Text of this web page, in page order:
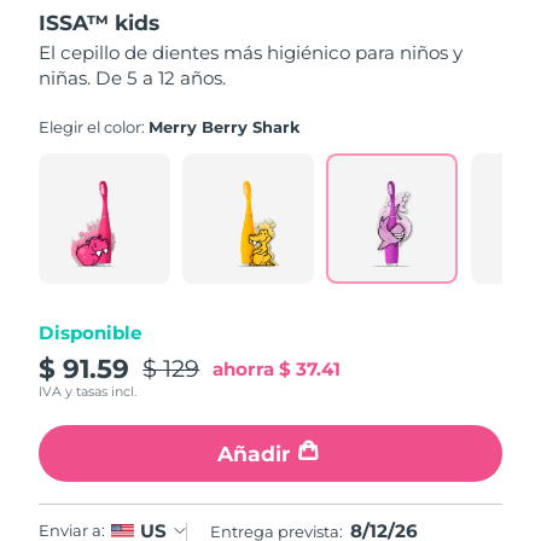
of
5
stars,
average
value.
Read
Reviews.
link.
ISSA™ kids
El cepillo de dientes más higiénico para niños y
niñas. De 5 a 12 años.
Elegir el color: Merry Berry Shark
Disponible
$ 91.59 $ 129 ahorra$ 37.41
IVA y tasas incl.
Añadir
Enviar a: US Entrega prevista: 8/12/26
Filipinas Entrega prevista8/14/26
Entrega prevista 8/11/26
Puerto Rico Entrega prevista
Entrega prevista 8/12/26
Reunión
Rumanía
Rusia Entrega prevista 8/19/26
Arabia Saudí Entrega prevista8/12/26